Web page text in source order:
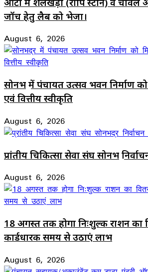
जॉच हेतु लैब को भेजा।
August 6, 2026
सोनभद्र में पंचायत उत्सव भवन निर्माण
एवं वित्तीय स्वीकृति
August 6, 2026
प्रांतीय चिकित्सा सेवा संघ सोनभद्र
August 6, 2026
18 अगस्त तक होगा निःशुल्क राशन का
कार्डधारक समय से उठाएं लाभ
August 6, 2026